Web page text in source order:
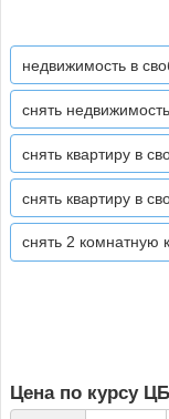
недвижимость в
снять
снять квартиру в
снять квартиру в
снять 2 комнатную
Цена по курсу ЦБ